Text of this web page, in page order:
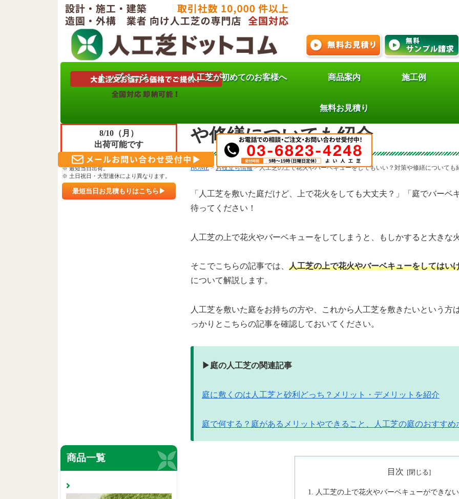
トップページ 人工芝が初めてのお客様へ 商品案内 施工例
無料お見積り
人工芝の上で花火やバーベキュ
や修繕についても紹介
HOME> お役立ち情報>人工芝の上で花火やバーベキューをしてもいい？対策や修繕についても
「人工芝を敷いた庭だけど、上で花火をしても大丈夫？」「庭でバー
待ってください！
人工芝の上で花火やバーベキューをしてしまうと、もしかすると大きな
そこでこちらの記事では、 人工芝の上で花火やバーベキューをしてはい
について解説します。
人工芝を敷いた庭をお持ちの方や、これから人工芝を敷きたいという方
っかりとこちらの記事を確認しておいてください。
▶︎庭の人工芝の関連記事
庭に敷くのは人工芝と砂利どっち？メリット・デメリットを紹介
庭で何する？庭があるメリットやできること、人工芝の庭のおすすめ
目次
人工芝の上で花火やバーベキューができな
8/10（月）
出荷可能です
※ 午前10時30分までのご入金確認。
※ 最短当日出荷。
※ 土日祝日・大型連休により異なります。
最短当日お見積もりはこちら▶
商品一覧